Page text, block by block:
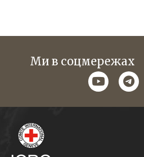
Ми в соцмережах
youtube